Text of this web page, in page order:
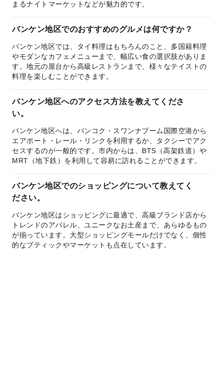
まるナイトマーケットなどが魅力的です。
バンケン地区でのおすすめのグルメは何ですか？
バンケン地区では、タイ料理はもちろんのこと、多国籍料理
やモダンなカフェメニューまで、幅広い食の選択肢がありま
す。地元の屋台から高級レストランまで、様々なテイストの
料理を楽しむことができます。
バンケン地区へのアクセス方法を教えてくださ
い。
バンケン地区へは、バンコク・スワンナプーム国際空港から
エアポート・レール・リンクを利用するか、タクシーでアク
セスするのが一般的です。市内からは、BTS（高架鉄道）や
MRT（地下鉄）を利用して容易に訪れることができます。
バンケン地区でのショッピングについて教えてく
ださい。
バンケン地区はショッピングに最適で、高級ブランド店から
トレンドのアパレル、ユニークなお土産まで、あらゆるもの
が揃っています。大型ショッピングモールだけでなく、個性
的なブティックやマーケットも点在しています。